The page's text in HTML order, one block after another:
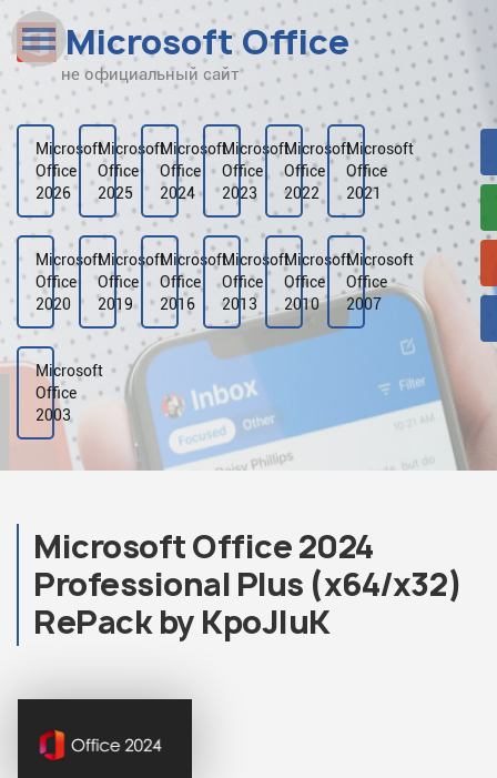
Наверх
Рейтинг
Видео
Галерея
Microsoft Office
не официальный сайт
Microsoft
Office
2026
Microsoft
Office
2025
Microsoft
Office
2024
Microsoft
Office
2023
Microsoft
Office
2022
Microsoft
Office
2021
Microsoft
Office
2020
Microsoft
Office
2019
Microsoft
Office
2016
Microsoft
Office
2013
Microsoft
Office
2010
Microsoft
Office
2007
Microsoft
Office
2003
Microsoft Office 2024
Professional Plus (x64/x32)
RePack by KpoJIuK